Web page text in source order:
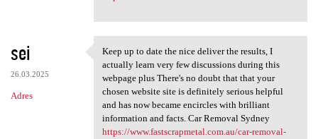
sei
26.03.2025
Adres
Keep up to date the nice
Keep up to date the nice deliver the results, I
actually learn very few discussions during this
webpage plus There's no doubt that that your
chosen website site is definitely serious helpful
and has now became encircles with brilliant
information and facts. Car Removal Sydney
https://www.fastscrapmetal.com.au/car-removal-